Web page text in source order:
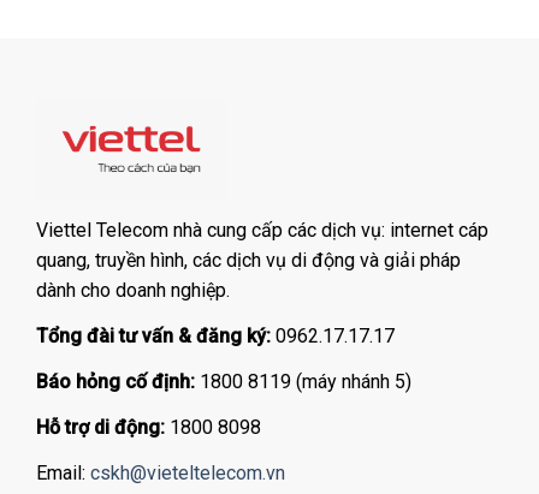
Viettel Telecom nhà cung cấp các dịch vụ: internet cáp
quang, truyền hình, các dịch vụ di động và giải pháp
dành cho doanh nghiệp.
Tổng đài tư vấn & đăng ký: 0962.17.17.17
Báo hỏng cố định: 1800 8119 (máy nhánh 5)
Hỗ trợ di động: 1800 8098
Email: cskh@vieteltelecom.vn